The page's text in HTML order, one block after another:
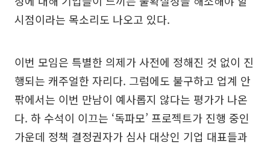
시점이라는 목소리도 나오고 있다.
이번 모임은 특별한 의제가 사전에 정해진 것 없이 진
행되는 캐주얼한 자리다. 그럼에도 불구하고 업계 안
팎에서는 이번 만남이 예사롭지 않다는 평가가 나온
다. 하 수석이 이끄는 ‘독파모’ 프로젝트가 진행 중인
가운데 정책 결정권자가 심사 대상인 기업 대표들과